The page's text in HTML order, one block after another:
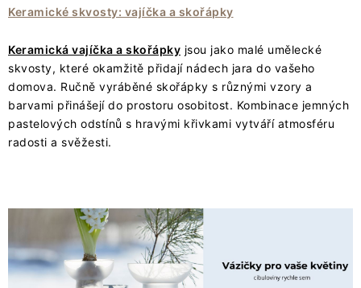
Keramické skvosty: vajíčka a skořápky
Keramická vajíčka a skořápky jsou jako malé umělecké
skvosty, které okamžitě přidají nádech jara do vašeho
domova. Ručně vyráběné skořápky s různými vzory a
barvami přinášejí do prostoru osobitost. Kombinace jemných
pastelových odstínů s hravými křivkami vytváří atmosféru
radosti a svěžesti.